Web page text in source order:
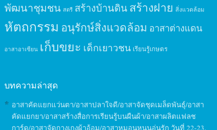
พัฒนาชุมชน สตรี สร้างบ้านดินสร้างฝาย สิ่งแวดล้อม
หัตถกรรม อนุรักษ์สิ่งแวดล้อม อาสาต่างแดน
อาสาอาเซียน เก็บขยะ เด็กเยาวชน เรียนรู้เกษตร
บทความล่าสุด
อาสาคัดแยกแว่นตา/อาสาปลาใจดี/อาสาจัดชุดเมล็ดพันธุ์/อาสา
คัดแยกยา/อาสาสร้างสื่อการเรียนรู้บนผืนผ้า/อาสาผลิตแฟลช
การ์ด/อาสาจัดกางเกงผ้าอ้อม/อาสาหมอนหนุนอุ่นรัก วันที่ 22-23,